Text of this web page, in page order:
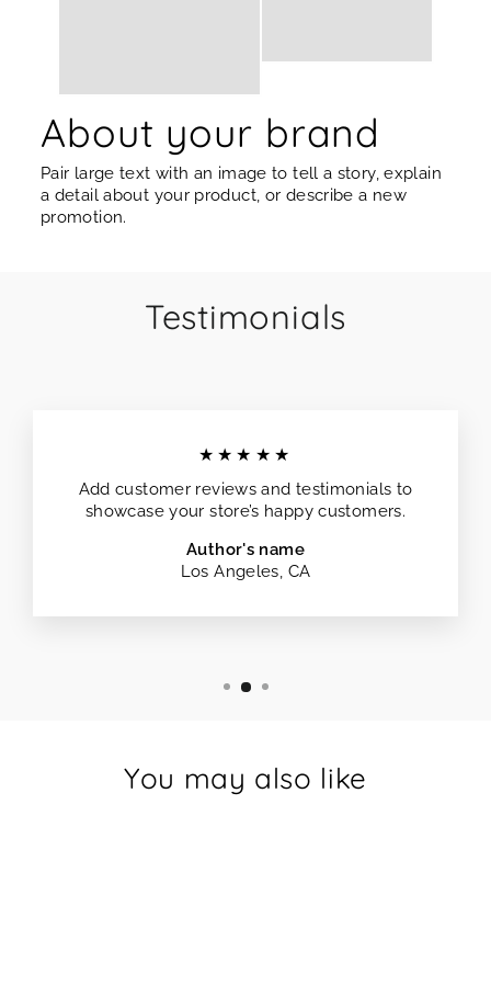
About your brand
Pair large text with an image to tell a story, explain
a detail about your product, or describe a new
promotion.
Testimonials
★★★★★
Add customer reviews and testimonials to
showcase your store’s happy customers.
Author's name
Los Angeles, CA
You may also like